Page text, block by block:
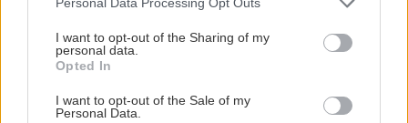
not limited to your visit or usage behaviour. You may click to
grant or deny consent to Google and its third-party tags to
use your data for below specified purposes in below Google
consent section.
I want to opt-out of the Sharing of my
personal data.
Opted In
I want to opt-out of the Sale of my
Personal Data.
Aktuality
Urob si sám 12/2017 v
Úsporný sporák!